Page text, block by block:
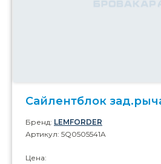
Сайлентблок
Бренд: LEMFORDER
Артикул: 5Q0505541A
Цена: